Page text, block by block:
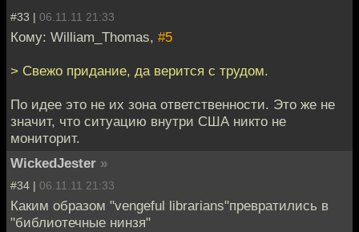
#33 | 06.11.11 21:33
Кому: William_Thomas, #5
> Свежо придание, да верится с трудом.
По идее это не их зона ответственности. Это же не
значит, что ситуацию внутри США никто не
мониторит.
WickedJester »
#34 | 06.11.11 21:33
Каким образом "vengeful librarians"превратились в
"библиотечные нинзя"